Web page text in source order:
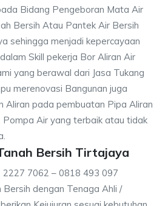
Bidang Pengeboran Mata Air
Bersih Atau Pantek Air Bersih
sehingga menjadi kepercayaan
Skill pekerja Bor Aliran Air
yang berawal dari Jasa Tukang
merenovasi Bangunan juga
Aliran pada pembuatan Pipa Aliran
Pompa Air yang terbaik atau tidak
Bersih Tirtajaya
2227 7062 – 0818 493 097
Bersih dengan Tenaga Ahli /